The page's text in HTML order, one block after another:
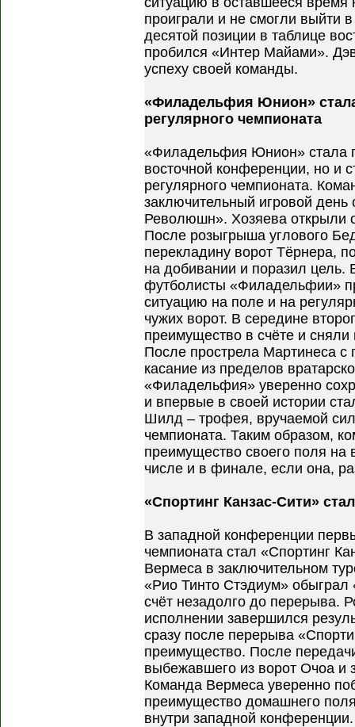
проиграли и не смогли выйти
десятой позиции в таблице
пробился «Интер Майами».
успеху своей команды.
«Филадельфия Юнион»
регулярного чемпионата
«Филадельфия Юнион» стала
восточной конференции, но и
регулярного чемпионата.
заключительный игровой
Революшн». Хозяева открыли
После розыгрыша углового
перекладину ворот Тёрнера,
на добивании и поразил цель.
футболисты «Филадельфии»
ситуацию на поле и на
чужих ворот. В середине
преимущество в счёте и
После прострела Мартинеса с
касание из пределов
«Филадельфия» уверенно
и впервые в своей истории
Шилд – трофея, вручаемой
чемпионата. Таким образом,
преимущество своего поля
числе и в финале, если она,
«Спортинг Канзас-Сити»
В западной конференции
чемпионата стал «Спортинг
Вермеса в заключительном
«Рио Тинто Стэдиум» обыграл
счёт незадолго до перерыва.
исполнении завершился
сразу после перерыва
преимущество. После
выбежавшего из ворот Очоа и
Команда Вермеса уверенно
преимущество домашнего
внутри западной конференции.